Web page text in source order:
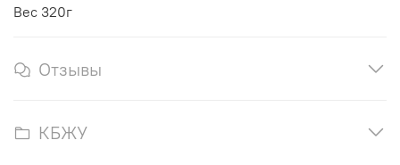
Вес 320г
Отзывы
КБЖУ